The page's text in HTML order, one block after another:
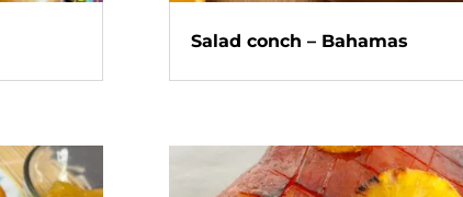
Salad conch – Bahamas